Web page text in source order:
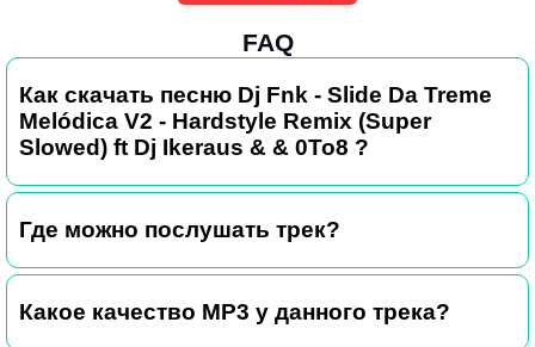
FAQ
Как скачать песню Dj Fnk - Slide Da Treme
Melódica V2 - Hardstyle Remix (Super
Slowed) ft Dj Ikeraus & & 0To8 ?
Где можно послушать трек?
Какое качество MP3 у данного трека?